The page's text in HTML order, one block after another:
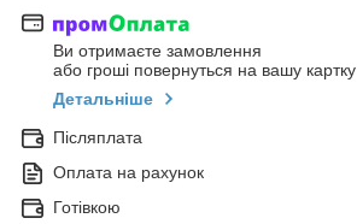
Ви отримаєте замовлення
або гроші повернуться на вашу картку
Детальніше
Післяплата
Оплата на рахунок
Готівкою